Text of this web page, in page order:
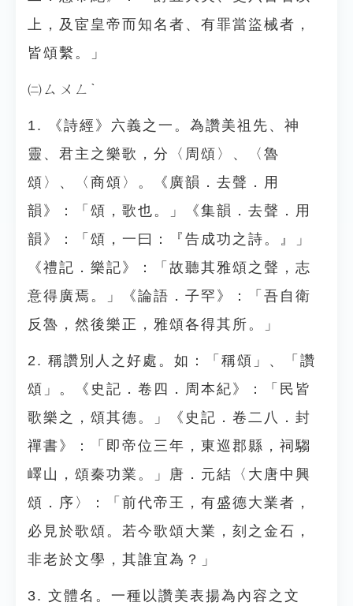
上，及宦皇帝而知名者、有罪當盜械者，
皆頌繫。」
㈡ㄙㄨㄥˋ
1. 《詩經》六義之一。為讚美祖先、神
靈、君主之樂歌，分〈周頌〉、〈魯
頌〉、〈商頌〉。《廣韻．去聲．用
韻》：「頌，歌也。」《集韻．去聲．用
韻》：「頌，一曰：『告成功之詩。』」
《禮記．樂記》：「故聽其雅頌之聲，志
意得廣焉。」《論語．子罕》：「吾自衛
反魯，然後樂正，雅頌各得其所。」
2. 稱讚別人之好處。如：「稱頌」、「讚
頌」。《史記．卷四．周本紀》：「民皆
歌樂之，頌其德。」《史記．卷二八．封
禪書》：「即帝位三年，東巡郡縣，祠騶
嶧山，頌秦功業。」唐．元結〈大唐中興
頌．序〉：「前代帝王，有盛德大業者，
必見於歌頌。若今歌頌大業，刻之金石，
非老於文學，其誰宜為？」
3. 文體名。一種以讚美表揚為內容之文